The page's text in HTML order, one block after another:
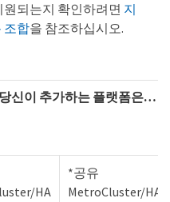
원되는지 확인하려면 지
조합을 참조하십시오.
신이 추가하는 플랫폼은…​
HA
*공유
MetroCluster/HA